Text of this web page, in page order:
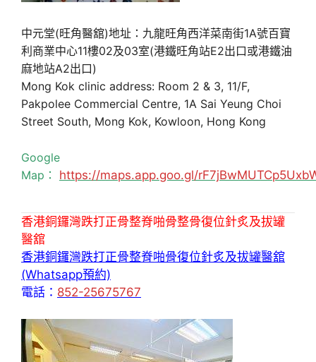
中元堂(旺角醫舘)地址：九龍旺角西洋菜南街1A號百寶
利商業中心11樓02及03室(港鐵旺角站E2出口或港鐵油
麻地站A2出口)
Mong Kok clinic address: Room 2 & 3, 11/F,
Pakpolee Commercial Centre, 1A Sai Yeung Choi
Street South, Mong Kok, Kowloon, Hong Kong
Google
Map： https://maps.app.goo.gl/
香港銅鑼灣跌打正骨整脊啪骨整骨復位針炙及拔罐
醫舘
香港銅鑼灣跌打正骨整脊啪骨復位針炙及拔罐醫舘
(Whatsapp預約)
電話： 852-25675767